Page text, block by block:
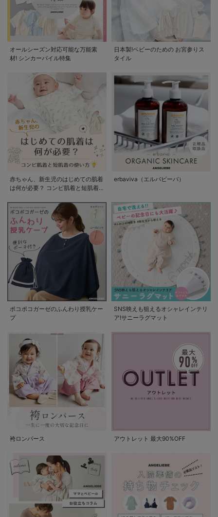
オールシーズン対応可能な万能素
材! シンカーパイル特集
日本製!ベビーのための お宮参りス
タイル
赤ちゃん、新生児のはじめての肌着
は何が必要？ コンビ肌着と短肌着
erbaviva（エルバビーバ）
ポコポコガーゼのふんわり授乳ケー
プ
SNS映えも狙えるオシャレインテリ
ア!サニーラグマット
袴ロンパース アウトレット 最大90%OFF